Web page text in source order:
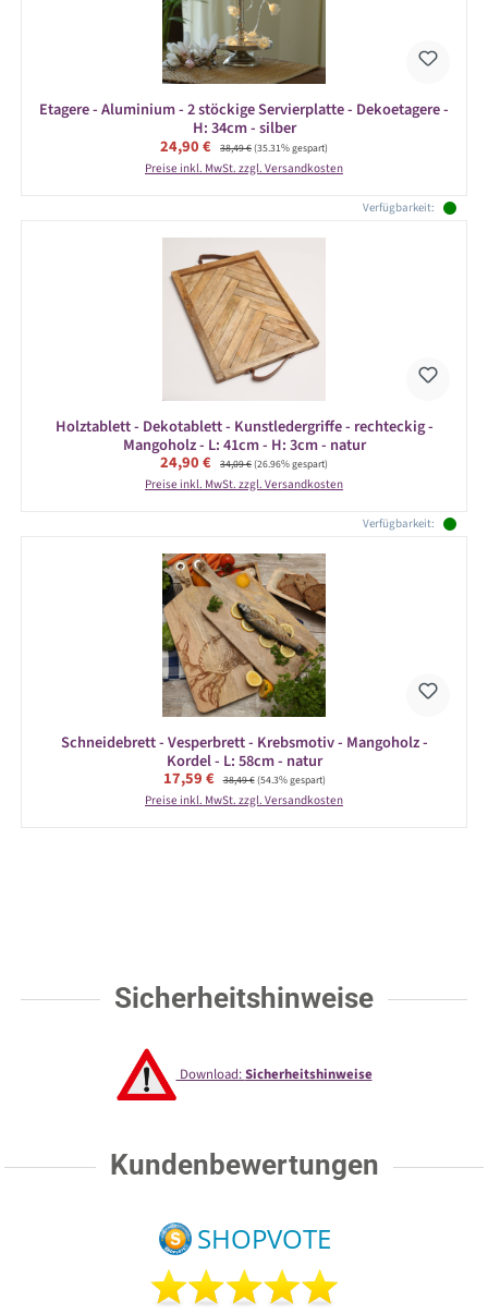
Etagere - Aluminium - 2 stöckige Servierplatte - Dekoetagere -
H: 34cm - silber
Verkaufspreis:
24,90 € Regulärer Preis:
38,49 €(35.31% gespart)
Preise inkl. MwSt. zzgl. Versandkosten
Verfügbarkeit:
Holztablett - Dekotablett - Kunstledergriffe - rechteckig -
Mangoholz - L: 41cm - H: 3cm - natur
Verkaufspreis:
24,90 € Regulärer Preis:
34,09 €(26.96% gespart)
Preise inkl. MwSt. zzgl. Versandkosten
Verfügbarkeit:
Schneidebrett - Vesperbrett - Krebsmotiv - Mangoholz -
Kordel - L: 58cm - natur
Verkaufspreis:
17,59 € Regulärer Preis:
38,49 €(54.3% gespart)
Preise inkl. MwSt. zzgl. Versandkosten
Sicherheitshinweise
Download:Sicherheitshinweise
Kundenbewertungen